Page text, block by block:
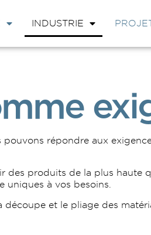
INDUSTRIE
répondre aux
des produits de la plus haute
uniques à vos besoins.
et le pliage des